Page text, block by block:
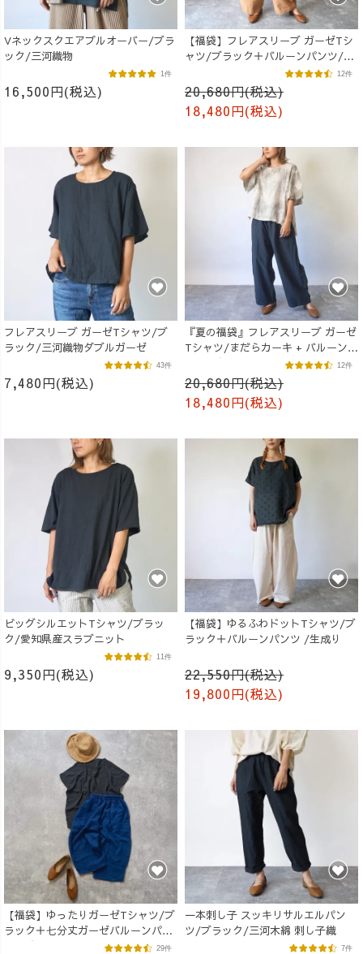
Vネックスクエアプルオーバー/ブラ
ック/三河織物
16,500円(税込)
1件
【福袋】フレアスリーブ ガーゼTシ
ャツ/ブラック＋バルーンパンツ/ブ
20,680円(税込)
18,480円(税込)
12件
フレアスリーブ ガーゼTシャツ/ブ
ラック/三河織物ダブルガーゼ
7,480円(税込)
43件
『夏の福袋』フレアスリーブ ガーゼ
Tシャツ/まだらカーキ + バルーンパ
ンツ/ブラック
20,680円(税込)
18,480円(税込)
12件
ビッグシルエットTシャツ/ブラッ
ク/愛知県産スラブニット
9,350円(税込)
11件
【福袋】ゆるふわドットTシャツ/ブ
ラック＋バルーンパンツ /生成り
22,550円(税込)
19,800円(税込)
【福袋】ゆったりガーゼTシャツ/ブ
ラック＋七分丈ガーゼバルーンパン
ツ /ブルー
29件
一本刺し子 スッキリサルエルパン
ツ/ブラック/三河木綿 刺し子織
7件